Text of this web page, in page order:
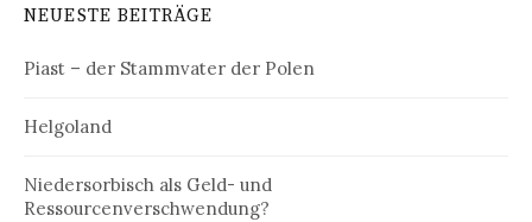
NEUESTE BEITRÄGE
Piast – der Stammvater der Polen
Helgoland
Niedersorbisch als Geld- und
Ressourcenverschwendung?